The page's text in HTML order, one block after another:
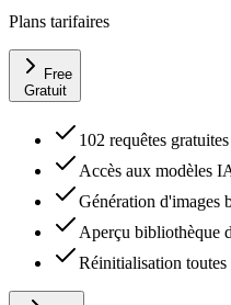
Plans tarifaires
Free
Gratuit
102 requêtes
Accès aux modèles
Génération d'images
Aperçu bibliothèque
Réinitialisation toutes